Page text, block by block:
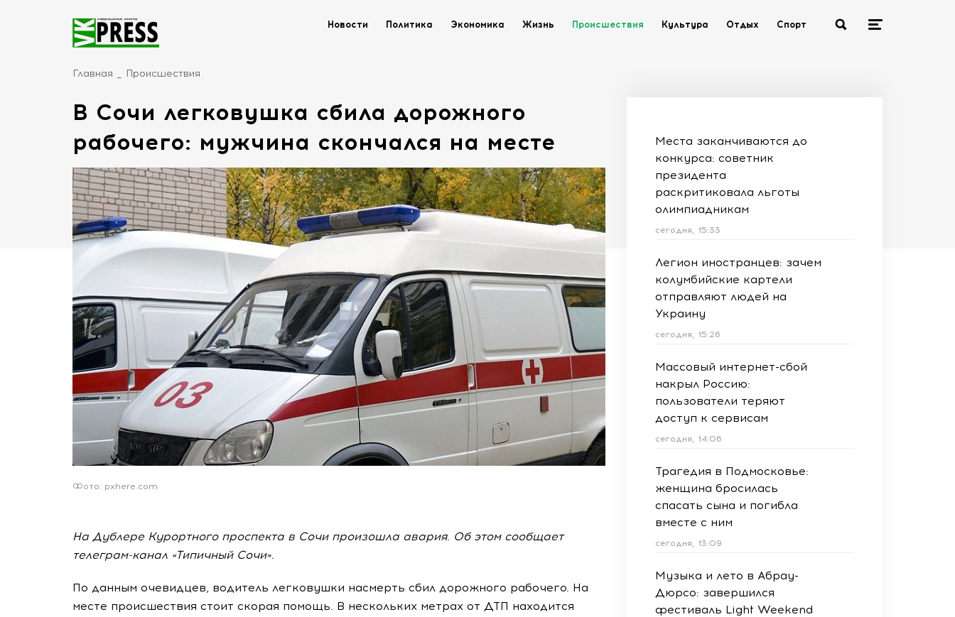
Новости Политика Экономика Жизнь Происшествия Культура Отдых Спорт
Главная Происшествия
В Сочи легковушка сбила дорожного
рабочего: мужчина скончался на месте
Фото: pxhere.com
На Дублере Курортного проспекта в Сочи произошла авария. Об этом сообщает
телеграм-канал «Типичный Сочи».
По данным очевидцев, водитель легковушки насмерть сбил дорожного рабочего. На
месте происшествия стоит скорая помощь. В нескольких метрах от ДТП находится
Места заканчиваются до
конкурса: советник
президента
раскритиковала льготы
олимпиадникам
сегодня, 15:33
Легион иностранцев: зачем
колумбийские картели
отправляют людей на
Украину
сегодня, 15:26
Массовый интернет-сбой
накрыл Россию:
пользователи теряют
доступ к сервисам
сегодня, 14:06
Трагедия в Подмосковье:
женщина бросилась
спасать сына и погибла
вместе с ним
сегодня, 13:09
Музыка и лето в Абрау-
Дюрсо: завершился
фестиваль Light Weekend